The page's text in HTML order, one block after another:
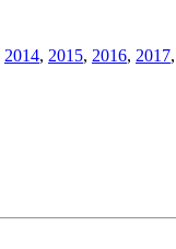
2014, 2015, 2016, 2017